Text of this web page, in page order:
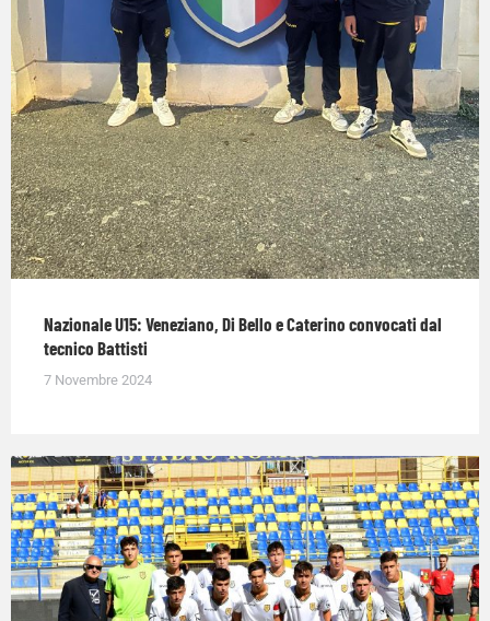
Nazionale U15: Veneziano, Di Bello e Caterino convocati dal
tecnico Battisti
7 Novembre 2024